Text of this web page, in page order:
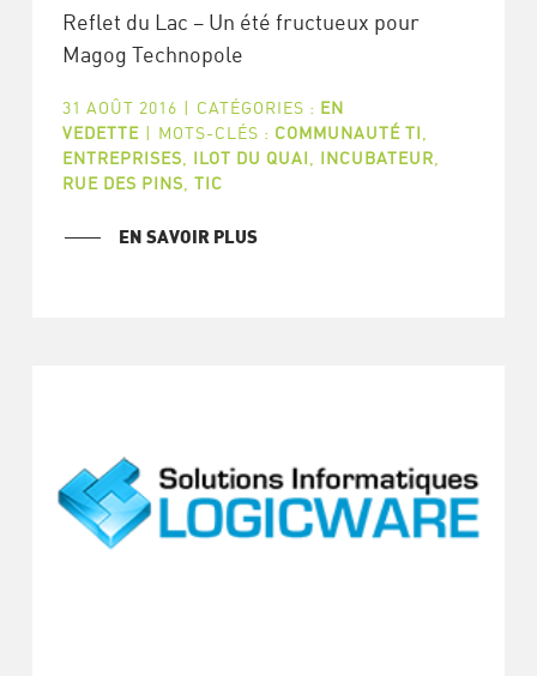
Reflet du Lac – Un été fructueux pour
Magog Technopole
31 AOÛT 2016 | CATÉGORIES : EN
VEDETTE | MOTS-CLÉS : COMMUNAUTÉ TI
ENTREPRISES
ILOT DU QUAI INCUBATEUR
RUE DES PINS TIC
EN SAVOIR PLUS